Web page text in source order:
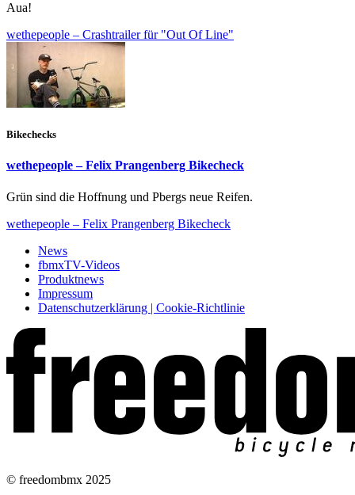
Aua!
wethepeople – Crashtrailer für "Out Of Line"
Bikechecks
wethepeople – Felix Prangenberg Bikecheck
Grün sind die Hoffnung und Pbergs neue Reifen.
wethepeople – Felix Prangenberg Bikecheck
News
fbmxTV-Videos
Produktnews
Impressum
Datenschutzerklärung | Cookie-Richtlinie
© freedombmx 2025